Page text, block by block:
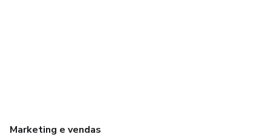
Marketing e vendas